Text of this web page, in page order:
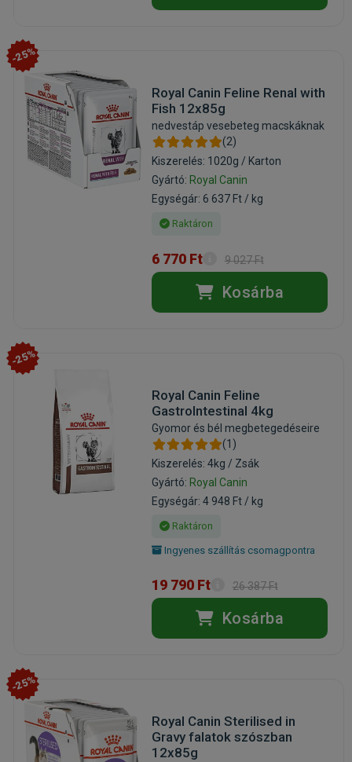
-25%
Royal Canin Feline Renal with
Fish 12x85g
nedvestáp vesebeteg macskáknak
(2)
Kiszerelés: 1020g / Karton
Gyártó: Royal Canin
Egységár: 6 637 Ft / kg
Raktáron
6 770 Ft 9 027 Ft
Kosárba
-25%
Royal Canin Feline
GastroIntestinal 4kg
Gyomor és bél megbetegedéseire
(1)
Kiszerelés: 4kg / Zsák
Gyártó: Royal Canin
Egységár: 4 948 Ft / kg
Raktáron
Ingyenes szállítás csomagpontra
19 790 Ft 26 387 Ft
Kosárba
-25%
Royal Canin Sterilised in
Gravy falatok szószban
12x85g